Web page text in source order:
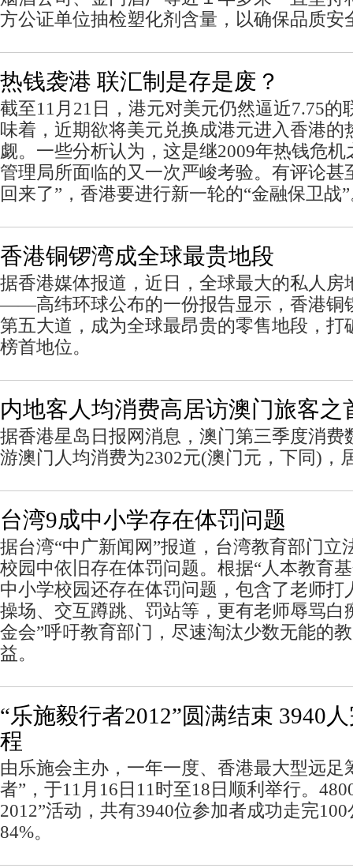
方公证单位抽检塑化剂含量，以确保品质安
热钱袭港 联汇制是存是废？
截至11月21日，港元对美元仍然逼近7.75的
味着，近期欲将美元兑换成港元进入香港的
觑。一些分析认为，这是继2009年热钱危
管理局所面临的又一次严峻考验。有评论甚
回来了”，香港要进行新一轮的“金融保卫战
香港铜锣湾成全球最贵地段
据香港媒体报道，近日，全球最大的私人房
——高纬环球公布的一份报告显示，香港铜
第五大道，成为全球最昂贵的零售地段，打
榜首地位。
内地客人均消费高居访澳门旅客之
据香港星岛日报网消息，澳门第三季度消费
游澳门人均消费为2302元(澳门元，下同)，
台湾9成中小学存在体罚问题
据台湾“中广新闻网”报道，台湾教育部门立
校园中依旧存在体罚问题。根据“人本教育
中小学校园还存在体罚问题，包含了老师打
操场、交互蹲跳、罚站等，更有老师辱骂白
金会”呼吁教育部门，尽速淘汰少数无能的
益。
“乐施毅行者2012”圆满结束 3940
程
由乐施会主办，一年一度、香港最大型远足
者”，于11月16日11时至18日顺利举行。
2012”活动，共有3940位参加者成功走完
84%。